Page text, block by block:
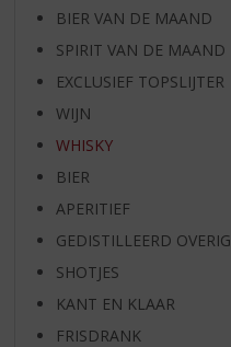
BIER VAN DE MAAND
SPIRIT VAN DE MAAND
EXCLUSIEF TOPSLIJTER
WIJN
WHISKY
BIER
APERITIEF
GEDISTILLEERD OVERIG
SHOTJES
KANT EN KLAAR
FRISDRANK